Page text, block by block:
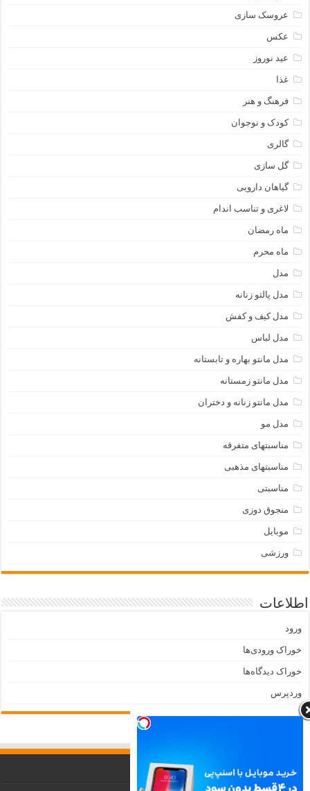
عروسک سازی
عکس
عید نوروز
غذا
فرهنگ و هنر
کودک و نوجوان
گالری
گل سازی
گیاهان دارویی
لاغری و تناسب اندام
ماه رمضان
ماه محرم
مدل
مدل پالتو زنانه
مدل کیف و کفش
مدل لباس
مدل مانتو بهاره و تابستانه
مدل مانتو زمستانه
مدل مانتو زنانه و دختران
مدل مو
مناسبتهای متفرقه
مناسبتهای مذهبی
مناسبتی
منجوق دوزی
موبایل
ورزشی
اطلاعات
ورود
خوراک ورودی‌ها
خوراک دیدگاه‌ها
وردپرس